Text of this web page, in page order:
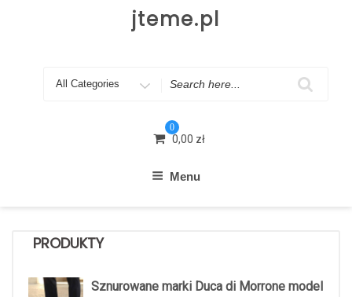
jteme.pl
Search
0
0,00 zł
Menu
PRODUKTY
Sznurowane marki Duca di Morrone model